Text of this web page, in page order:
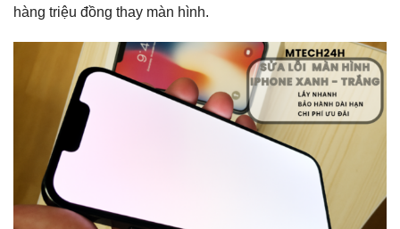
hàng triệu đồng thay màn hình.